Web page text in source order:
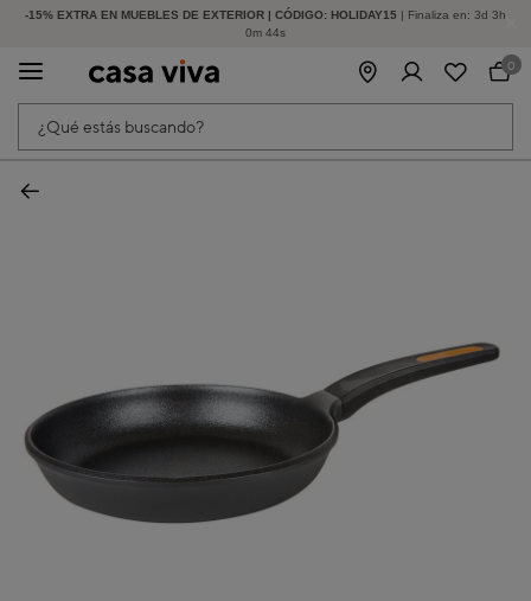
-15% EXTRA EN MUEBLES DE EXTERIOR | CÓDIGO: HOLIDAY15 | Finaliza en: 3d 3h
0m 44s
HASTA -60% DE DESCUENTO | SEGUNDAS REBAJAS
¿Qué estás buscando?
0